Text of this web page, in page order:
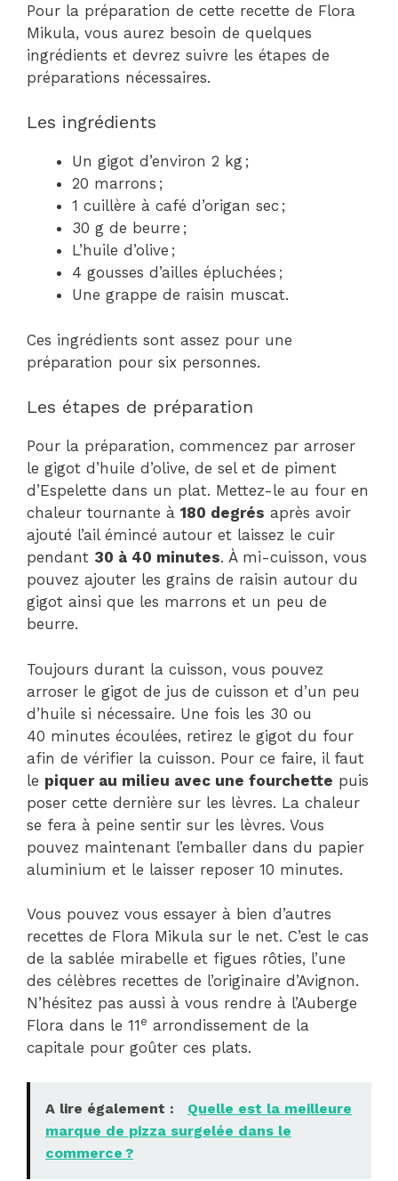
Pour la préparation de cette recette de Flora
Mikula, vous aurez besoin de quelques
ingrédients et devrez suivre les étapes de
préparations nécessaires.
Les ingrédients
Un gigot d’environ 2 kg ;
20 marrons ;
1 cuillère à café d’origan sec ;
30 g de beurre ;
L’huile d’olive ;
4 gousses d’ailles épluchées ;
Une grappe de raisin muscat.
Ces ingrédients sont assez pour une
préparation pour six personnes.
Les étapes de préparation
Pour la préparation, commencez par arroser
le gigot d’huile d’olive, de sel et de piment
d’Espelette dans un plat. Mettez-le au four en
chaleur tournante à 180 degrés après avoir
ajouté l’ail émincé autour et laissez le cuir
pendant 30 à 40 minutes. À mi-cuisson, vous
pouvez ajouter les grains de raisin autour du
gigot ainsi que les marrons et un peu de
beurre.
Toujours durant la cuisson, vous pouvez
arroser le gigot de jus de cuisson et d’un peu
d’huile si nécessaire. Une fois les 30 ou
40 minutes écoulées, retirez le gigot du four
afin de vérifier la cuisson. Pour ce faire, il faut
le piquer au milieu avec une fourchette puis
poser cette dernière sur les lèvres. La chaleur
se fera à peine sentir sur les lèvres. Vous
pouvez maintenant l’emballer dans du papier
aluminium et le laisser reposer 10 minutes.
Vous pouvez vous essayer à bien d’autres
recettes de Flora Mikula sur le net. C’est le cas
de la sablée mirabelle et figues rôties, l’une
des célèbres recettes de l’originaire d’Avignon.
N’hésitez pas aussi à vous rendre à l’Auberge
Flora dans le 11 e arrondissement de la
capitale pour goûter ces plats.
A lire également :
Quelle est la meilleure
marque de pizza surgelée dans le
commerce ?